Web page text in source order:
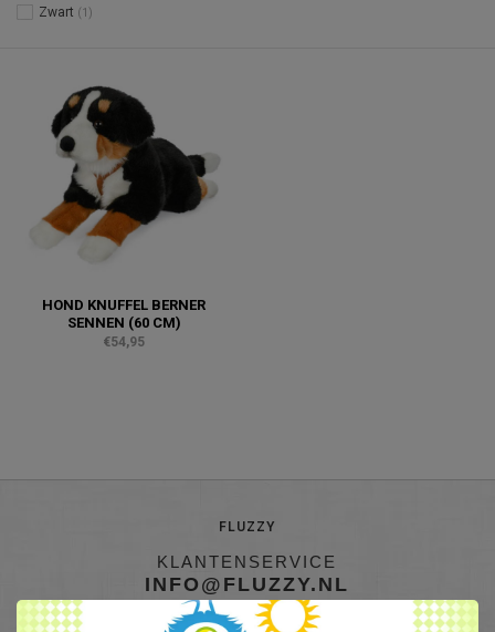
Zwart (1)
HOND KNUFFEL BERNER
SENNEN (60 CM)
€54,95
FLUZZY
KLANTENSERVICE
INFO@FLUZZY.NL
Fluzzy is de webshop met bijzondere Knuffels & Pluche! Lieve teddyberen,